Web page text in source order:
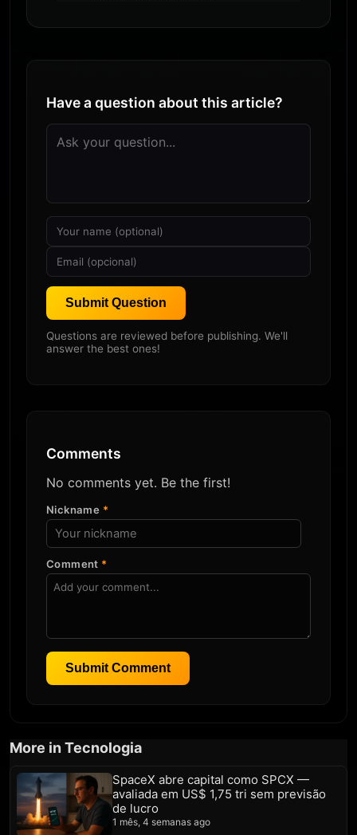
Have a question about this article?
Submit Question
Questions are reviewed before publishing. We'll
answer the best ones!
Comments
No comments yet. Be the first!
Nickname *
Comment *
Submit Comment
More in Tecnologia
SpaceX abre capital como SPCX —
avaliada em US$ 1,75 tri sem previsão
de lucro
1 mês, 4 semanas ago